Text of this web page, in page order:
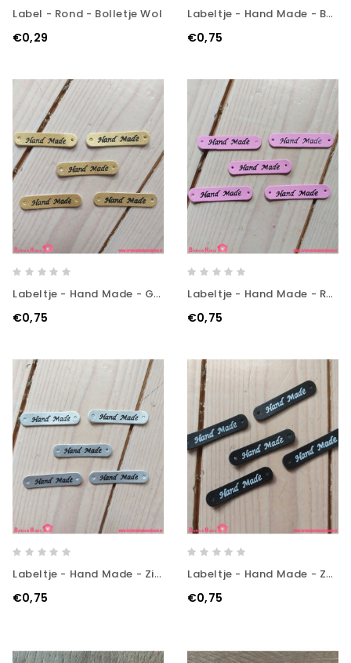
Label - Rond - Bolletje Wol
€0,29
Labeltje - Hand Made - Bordeaux
€0,75
Labeltje - Hand Made - Goud
€0,75
Labeltje - Hand Made - Roze
€0,75
Labeltje - Hand Made - Zilver
€0,75
Labeltje - Hand Made - Zwart
€0,75